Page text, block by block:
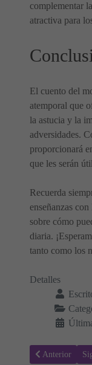
complementar
atractiva para
El cuento del
atemporal que
la astucia y la
adversidades.
proporcionará
que les serán
Recuerda
enseñanzas
sobre cómo
diaria.
tanto como los
Detalles
Artículo
Anterior